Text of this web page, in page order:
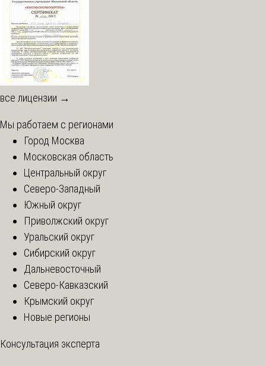
все лицензии →
Мы работаем с регионами
Город Москва
Московская область
Центральный округ
Северо-Западный
Южный округ
Приволжский округ
Уральский округ
Сибирский округ
Дальневосточный
Северо-Кавказский
Крымский округ
Новые регионы
Консультация эксперта